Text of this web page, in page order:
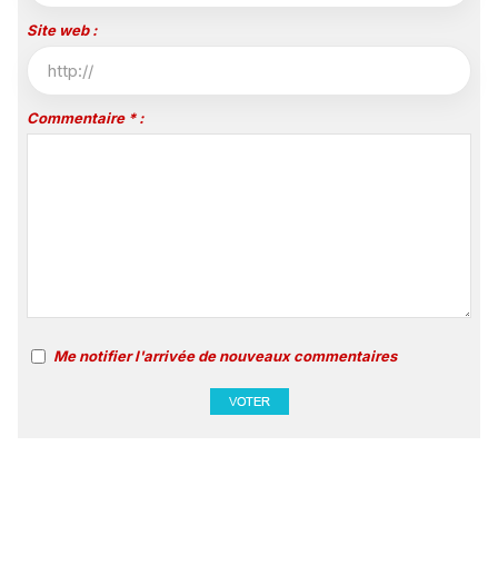
Site web :
Commentaire * :
Me notifier l'arrivée de nouveaux commentaires